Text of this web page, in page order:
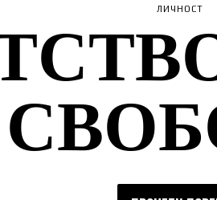
ЛИЧНОСТ